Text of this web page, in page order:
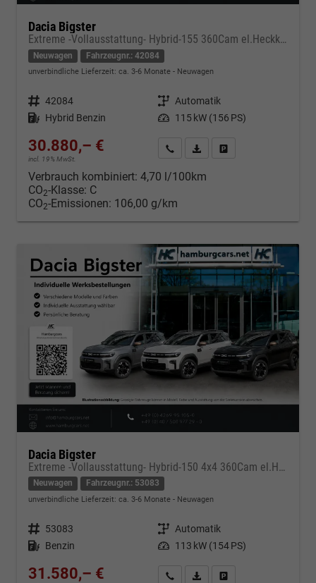
Dacia Bigster
Extreme -Vollausstattung- Hybrid-155 360Cam el.Heckkl. Tot-W.As. Pano Navi Arkamys Winterpaket+
Neuwagen Fahrzeugnr.: 42084
unverbindliche Lieferzeit: ca. 3-6 Monate Neuwagen
Fahrzeugnr. 42084 Getriebe Automatik
Kraftstoff Hybrid Benzin Leistung 115 kW (156 PS)
30.880,– €
incl. 19% MwSt.
Kontakt & Angebot anfordern
PDF-Datei, Fahrzeugexposé
Verbrauch kombiniert: 4,70 l/100km
CO2-Klasse: C
CO2-Emissionen: 106,00 g/km
Dacia Bigster
Extreme -Vollausstattung- Hybrid-150 4x4 360Cam el.Heckkl. Tot-W.As. Pano Navi Arkamys Winterpaket+
Neuwagen Fahrzeugnr.: 53083
unverbindliche Lieferzeit: ca. 3-6 Monate Neuwagen
Fahrzeugnr. 53083 Getriebe Automatik
Kraftstoff Benzin Leistung 113 kW (154 PS)
31.580,– € Kontakt & Angebot anfordern
PDF-Datei, Fahrzeugexposé